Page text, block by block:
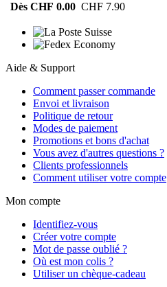
Dès CHF 0.00 CHF 7.90
Aide & Support
Comment passer commande
Envoi et livraison
Politique de retour
Modes de paiement
Promotions et bons d'achat
Vous avez d'autres questions ?
Clients professionnels
Comment utiliser votre compte
Mon compte
Identifiez-vous
Créer votre compte
Mot de passe oublié ?
Où est mon colis ?
Utiliser un chèque-cadeau